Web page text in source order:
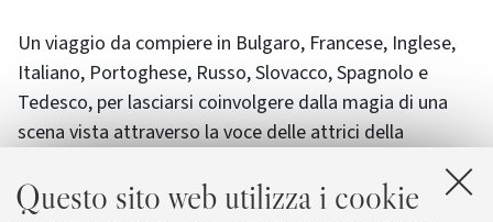
Questo sito web utilizza i cookie
Un viaggio da compiere in Bulgaro, Francese, Inglese,
Italiano, Portoghese, Russo, Slovacco, Spagnolo e
Tedesco, per lasciarsi coinvolgere dalla magia di una
scena vista attraverso la voce delle attrici della
prenotarsi
onlinee scegliere la fascia oraria preferita (o la mattina